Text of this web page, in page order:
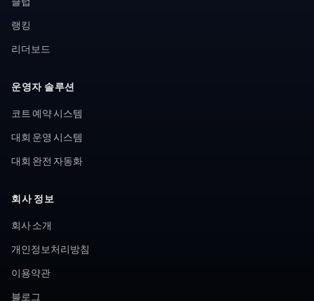
랭킹
리더보드
운영자 솔루션
코트 예약 시스템
대회 운영 시스템
대회 완전 자동화
회사 정보
회사 소개
개인정보처리방침
이용약관
블로그